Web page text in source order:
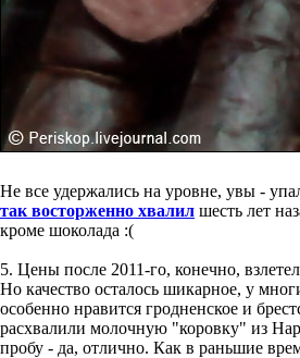
Не все удержались на уровне, увы -
так восторженно хвалил шесть лет
кроме шоколада :(
5. Цены после 2011-го, конечно,
Но качество осталось шикарное, у
особенно нравится гродненское и
расхвалили молочную "коровку" из
пробу - да, отлично. Как в раньшие